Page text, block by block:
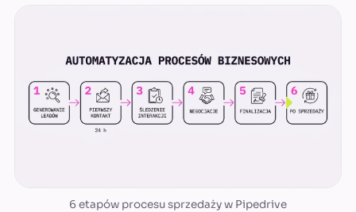
6 etapów procesu sprzedaży w Pipedrive